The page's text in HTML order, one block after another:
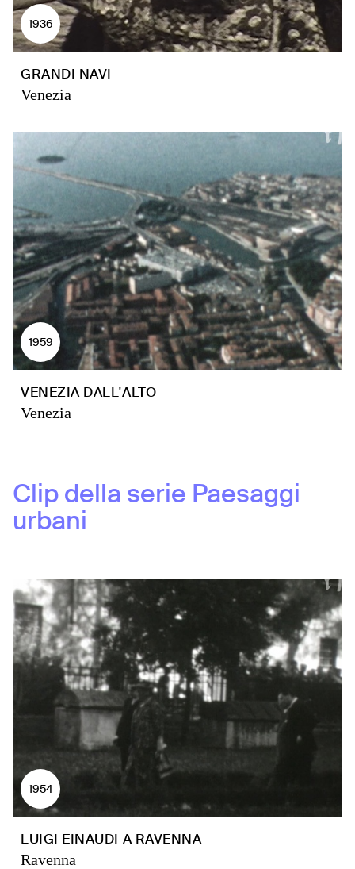
1936
GRANDI NAVI
Venezia
1959
VENEZIA DALL'ALTO
Venezia
Clip della serie Paesaggi
urbani
1954
LUIGI EINAUDI A RAVENNA
Ravenna